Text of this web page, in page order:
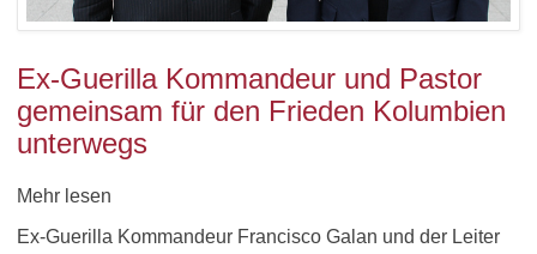
Ex-Guerilla Kommandeur und Pastor
gemeinsam für den Frieden Kolumbien
unterwegs
Mehr lesen
Ex-Guerilla Kommandeur Francisco Galan und der Leiter